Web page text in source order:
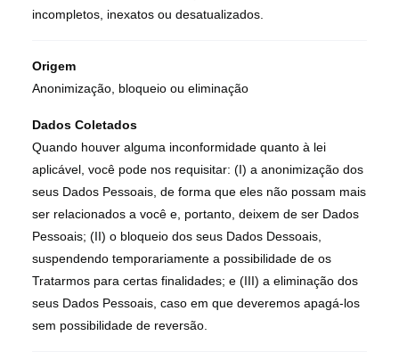
incompletos, inexatos ou desatualizados.
Origem
Anonimização, bloqueio ou eliminação
Dados Coletados
Quando houver alguma inconformidade quanto à lei
aplicável, você pode nos requisitar: (I) a anonimização dos
seus Dados Pessoais, de forma que eles não possam mais
ser relacionados a você e, portanto, deixem de ser Dados
Pessoais; (II) o bloqueio dos seus Dados Dessoais,
suspendendo temporariamente a possibilidade de os
Tratarmos para certas finalidades; e (III) a eliminação dos
seus Dados Pessoais, caso em que deveremos apagá-los
sem possibilidade de reversão.